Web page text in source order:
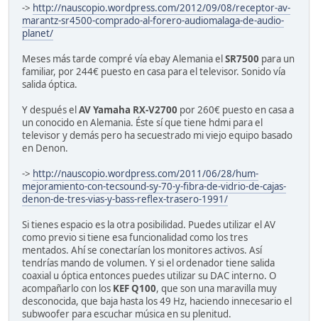
-> http://nauscopio.wordpress.com/2012/09/08/receptor-av-
marantz-sr4500-comprado-al-forero-audiomalaga-de-audio-
planet/
Meses más tarde compré vía ebay Alemania elSR7500 para un
familiar, por 244€ puesto en casa para el televisor. Sonido vía
salida óptica.
Y después elAV Yamaha RX-V2700 por 260€ puesto en casa a
un conocido en Alemania. Éste sí que tiene hdmi para el
televisor y demás pero ha secuestrado mi viejo equipo basado
en Denon.
-> http://nauscopio.wordpress.com/2011/06/28/hum-
mejoramiento-con-tecsound-sy-70-y-fibra-de-vidrio-de-cajas-
denon-de-tres-vias-y-bass-reflex-trasero-1991/
Si tienes espacio es la otra posibilidad. Puedes utilizar el AV
como previo si tiene esa funcionalidad como los tres
mentados. Ahí se conectarían los monitores activos. Así
tendrías mando de volumen. Y si el ordenador tiene salida
coaxial u óptica entonces puedes utilizar su DAC interno. O
acompañarlo con los KEF Q100, que son una maravilla muy
desconocida, que baja hasta los 49 Hz, haciendo innecesario el
subwoofer para escuchar música en su plenitud.